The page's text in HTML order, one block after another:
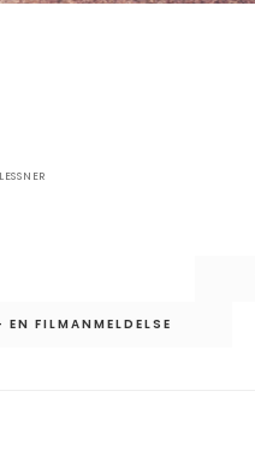
FILMANMELDELSE